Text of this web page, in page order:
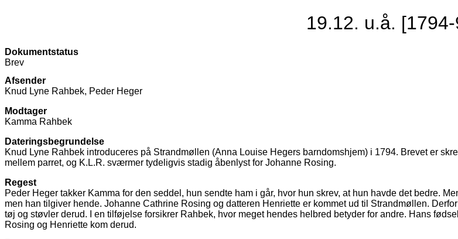
19.12. u.å.
Dokumentstatus
Brev
Afsender
Knud Lyne Rahbek, Peder Heger
Modtager
Kamma Rahbek
Dateringsbegrundelse
Knud Lyne Rahbek introduceres på Strandmøllen (Anna Louise Hegers barndomshjem) i 1794. Brevet er
mellem parret, og K.L.R. sværmer tydeligvis stadig åbenlyst for Johanne Rosing.
Regest
Peder Heger takker Kamma for den seddel, hun sendte ham i går, hvor hun skrev, at hun havde det bedre.
men han tilgiver hende. Johanne Cathrine Rosing og datteren Henriette er kommet ud til Strandmøllen.
tøj og støvler derud. I en tilføjelse forsikrer Rahbek, hvor meget hendes helbred betyder for andre. Hans
Rosing og Henriette kom derud.